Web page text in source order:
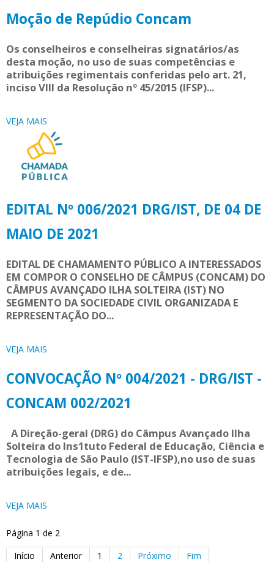
Moção de Repúdio Concam
Os conselheiros e conselheiras signatários/as
desta moção, no uso de suas competências e
atribuições regimentais conferidas pelo art. 21,
inciso VIII da Resolução nº 45/2015 (IFSP)...
VEJA MAIS
EDITAL Nº 006/2021 DRG/IST, DE 04 DE
MAIO DE 2021
EDITAL DE CHAMAMENTO PÚBLICO A INTERESSADOS
EM COMPOR O CONSELHO DE CÂMPUS (CONCAM) DO
CÂMPUS AVANÇADO ILHA SOLTEIRA (IST) NO
SEGMENTO DA SOCIEDADE CIVIL ORGANIZADA E
REPRESENTAÇÃO DO...
VEJA MAIS
CONVOCAÇÃO Nº 004/2021 - DRG/IST -
CONCAM 002/2021
A Direção-geral (DRG) do Câmpus Avançado Ilha
Solteira do Ins1tuto Federal de Educação, Ciência e
Tecnologia de São Paulo (IST-IFSP),no uso de suas
atribuições legais, e de...
VEJA MAIS
Página 1 de 2
Início
Anterior 1 2 Próximo Fim